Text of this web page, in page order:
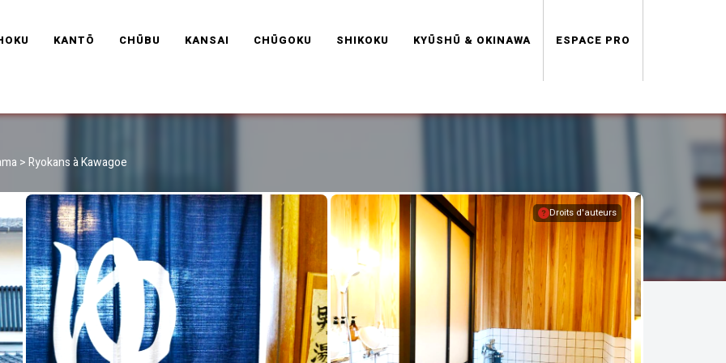
FRANCE
KANTŌ CHŪBU KANSAI CHŪGOKU SHIKOKU KYŪSHŪ & OKINAWA ESPACE PRO
>Ryokans à Kawagoe
Droits d'auteurs